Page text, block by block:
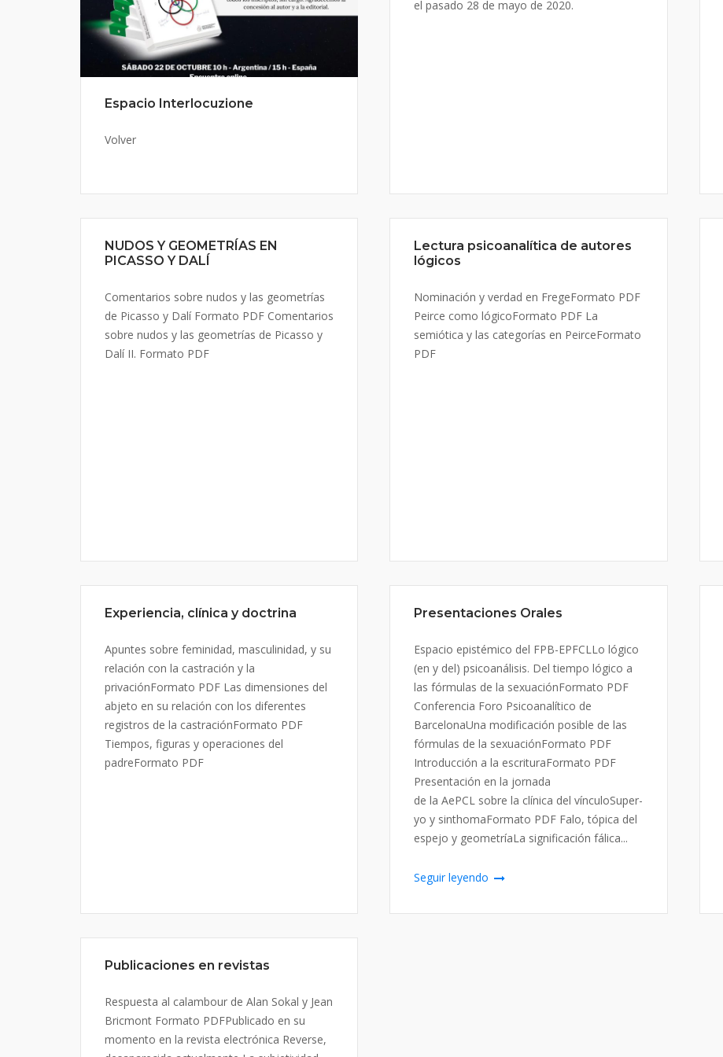
Espacio Interlocuzione
Volver
el pasado 28 de mayo de 2020.
NUDOS Y GEOMETRÍAS EN
PICASSO Y DALÍ
Comentarios sobre nudos y las geometrías
de Picasso y Dalí Formato PDF Comentarios
sobre nudos y las geometrías de Picasso y
Dalí II. Formato PDF
Lectura psicoanalítica de autores
lógicos
Nominación y verdad en FregeFormato PDF
Peirce como lógicoFormato PDF La
semiótica y las categorías en PeirceFormato
PDF
Experiencia, clínica y doctrina
Apuntes sobre feminidad, masculinidad, y su
relación con la castración y la
privaciónFormato PDF Las dimensiones del
abjeto en su relación con los diferentes
registros de la castraciónFormato PDF
Tiempos, figuras y operaciones del
padreFormato PDF
Presentaciones Orales
Espacio epistémico del FPB-EPFCLLo lógico
(en y del) psicoanálisis. Del tiempo lógico a
las fórmulas de la sexuaciónFormato PDF
Conferencia Foro Psicoanalítico de
BarcelonaUna modificación posible de las
fórmulas de la sexuaciónFormato PDF
Introducción a la escrituraFormato PDF
Presentación en la jornada
de la AePCL sobre la clínica del vínculoSuper-
yo y sinthomaFormato PDF Falo, tópica del
espejo y geometríaLa significación fálica...
Seguir leyendo
Publicaciones en revistas
Respuesta al calambour de Alan Sokal y Jean
Bricmont Formato PDFPublicado en su
momento en la revista electrónica Reverse,